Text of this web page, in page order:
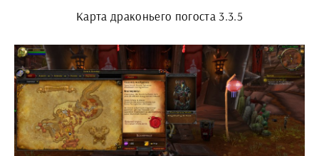
Карта драконьего погоста 3.3.5